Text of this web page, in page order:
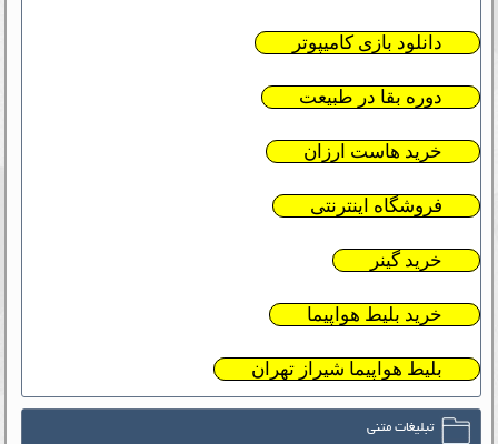
دانلود بازی کامیپوتر
دوره بقا در طبیعت
خرید هاست ارزان
فروشگاه اینترنتی
خرید گینر
خرید بلیط هواپیما
بلیط هواپیما شیراز تهران
تبلیغات متنی